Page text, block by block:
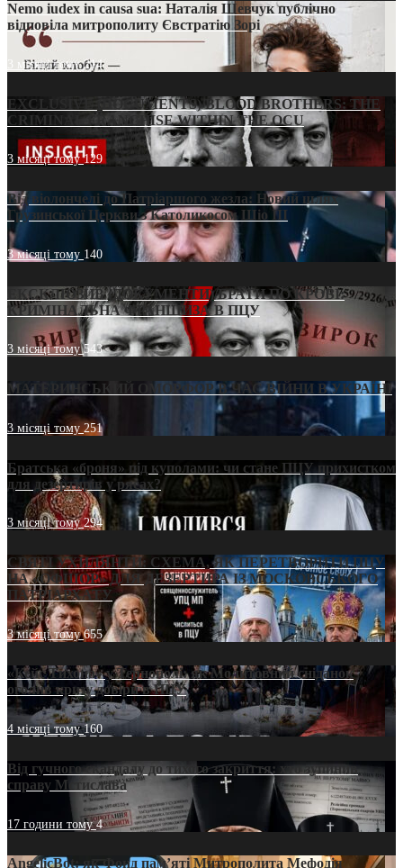
Nemo iudex in causa sua: Наталія Шевчук публічно
відповіла митрополиту Євстратію Зорі
3 місяці тому214
EXCLUSIVE (DOCUMENTS)/BLOOD BROTHERS: THE
CRIMINAL FRANCHISE WITHIN THE OCU
3 місяці тому129
Від віолончелі до Патріаршого жезла: Новий шлях
Грузинської Церкви з Католикосом Шіо III
3 місяці тому 140
ЕКСКЛЮЗИВ (ДОКУМЕНТИ)/БРАТИ ПО КРОВІ:
КРИМІНАЛЬНА ФРАНШИЗА В ПЦУ
3 місяці тому543
МАТЕРИНСЬКИЙ ОМОРФОР В ЧАС ВІЙНИ В УКРАЇНІ
3 місяці тому251
Братська «броня» під куполами: чи стане ПЦУ прихистком
для дезертирів у рясах?
3 місяці тому294
СВЯТІ УХИЛЯНТИ: СХЕМА, ЯК ПЕРЕТВОРИТИ ПЦУ
НА «ОФШОР» ДЛЯ ДЕЗЕРТИРА ІЗ МОСКОВСЬКОГО
ПАТРІАРХАТУ
3 місяці тому655
«Кейс Тихона» у Тернополі: як Молитовний сніданок
оголив кризу довіри в ПЦУ
4 місяці тому160
Від гучного скандалу до тихого закриття: хто зупинив
справу Мстислава
17 години тому4
AngelicBot: як Фонд пам’яті Митрополита Мефодія